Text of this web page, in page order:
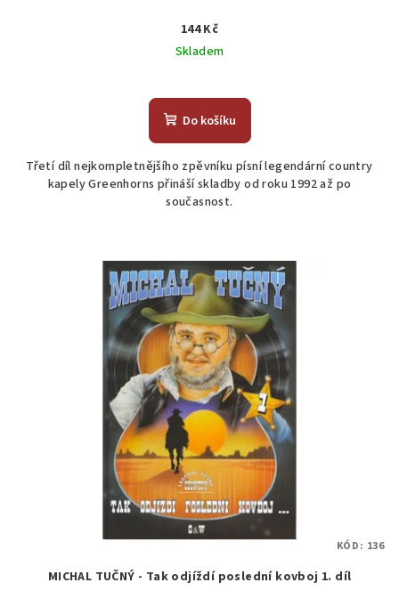
144 Kč
Skladem
Do košíku
Třetí díl nejkompletnějšího zpěvníku písní legendární country
kapely Greenhorns přináší skladby od roku 1992 až po
současnost.
MICHAL TUČNÝ - Tak odjíždí poslední kovboj 1. díl
KÓD: 136